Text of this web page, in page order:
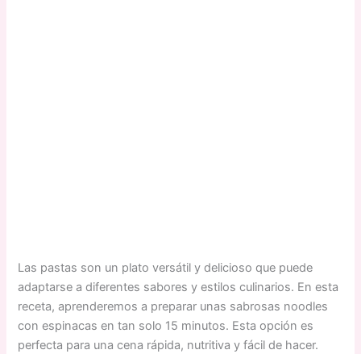
Las pastas son un plato versátil y delicioso que puede
adaptarse a diferentes sabores y estilos culinarios. En esta
receta, aprenderemos a preparar unas sabrosas noodles
con espinacas en tan solo 15 minutos. Esta opción es
perfecta para una cena rápida, nutritiva y fácil de hacer.